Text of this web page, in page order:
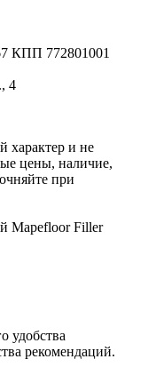
КПП 772801001
4
характер и не
цены, наличие,
при
Mapefloor Filler
удобства
рекомендаций.